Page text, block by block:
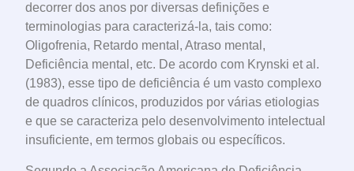
decorrer dos anos por diversas definições e
terminologias para caracterizá-la, tais como:
Oligofrenia, Retardo mental, Atraso mental,
Deficiência mental, etc. De acordo com Krynski et al.
(1983), esse tipo de deficiência é um vasto complexo
de quadros clínicos, produzidos por várias etiologias
e que se caracteriza pelo desenvolvimento intelectual
insuficiente, em termos globais ou específicos.